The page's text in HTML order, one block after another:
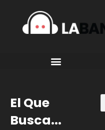
El Que
Busca...